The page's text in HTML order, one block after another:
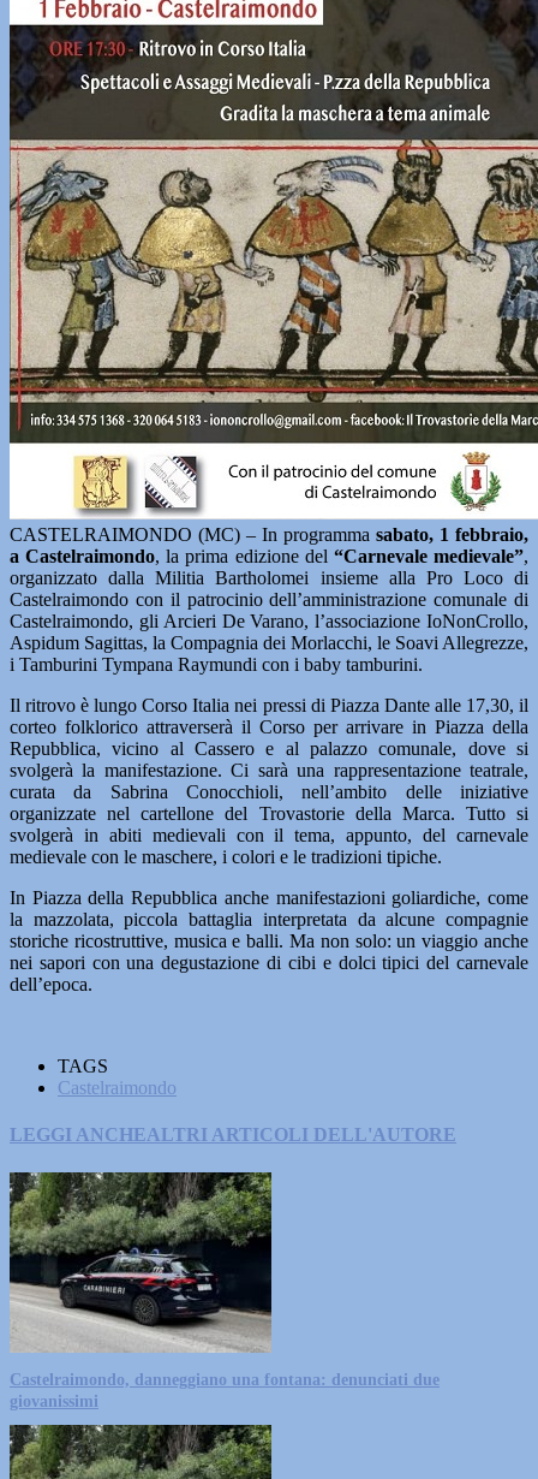
CASTELRAIMONDO (MC) – In programma sabato, 1 febbraio,
a Castelraimondo, la prima edizione del “Carnevale medievale”,
organizzato dalla Militia Bartholomei insieme alla Pro Loco di
Castelraimondo con il patrocinio dell’amministrazione comunale di
Castelraimondo, gli Arcieri De Varano, l’associazione IoNonCrollo,
Aspidum Sagittas, la Compagnia dei Morlacchi, le Soavi Allegrezze,
i Tamburini Tympana Raymundi con i baby tamburini.
Il ritrovo è lungo Corso Italia nei pressi di Piazza Dante alle 17,30, il
corteo folklorico attraverserà il Corso per arrivare in Piazza della
Repubblica, vicino al Cassero e al palazzo comunale, dove si
svolgerà la manifestazione. Ci sarà una rappresentazione teatrale,
curata da Sabrina Conocchioli, nell’ambito delle iniziative
organizzate nel cartellone del Trovastorie della Marca. Tutto si
svolgerà in abiti medievali con il tema, appunto, del carnevale
medievale con le maschere, i colori e le tradizioni tipiche.
In Piazza della Repubblica anche manifestazioni goliardiche, come
la mazzolata, piccola battaglia interpretata da alcune compagnie
storiche ricostruttive, musica e balli. Ma non solo: un viaggio anche
nei sapori con una degustazione di cibi e dolci tipici del carnevale
dell’epoca.
TAGS
Castelraimondo
LEGGI ANCHEALTRI ARTICOLI DELL'AUTORE
Castelraimondo, danneggiano una fontana: denunciati due
giovanissimi